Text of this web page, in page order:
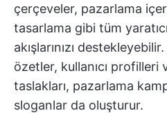
çerçeveler, pazarlama
tasarlama gibi tüm
akışlarınızı
özetler, kullanıcı profilleri
taslakları, pazarlama
sloganlar da oluşturur.